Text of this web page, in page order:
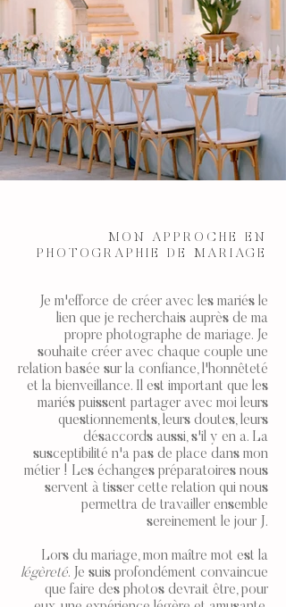
MON APPROCHE EN
PHOTOGRAPHIE DE MARIAGE
Je m'efforce de créer avec les mariés le
lien que je recherchais auprès de ma
propre photographe de mariage. Je
souhaite créer avec chaque couple une
relation basée sur la confiance, l'honnêteté
et la bienveillance. Il est important que les
mariés puissent partager avec moi leurs
questionnements, leurs doutes, leurs
désaccords aussi, s'il y en a. La
susceptibilité n'a pas de place dans mon
métier ! Les échanges préparatoires nous
servent à tisser cette relation qui nous
permettra de travailler ensemble
sereinement le jour J.
Lors du mariage, mon maître mot est la
légèreté. Je suis profondément convaincue
que faire des photos devrait être, pour